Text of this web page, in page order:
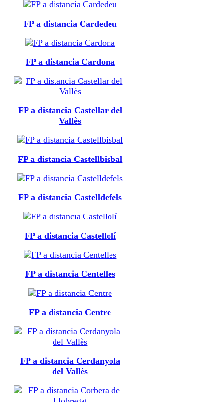
FP a distancia Cardedeu
FP a distancia Cardona
FP a distancia Castellar del
Vallès
FP a distancia Castellbisbal
FP a distancia Castelldefels
FP a distancia Castellolí
FP a distancia Centelles
FP a distancia Centre
FP a distancia Cerdanyola
del Vallès